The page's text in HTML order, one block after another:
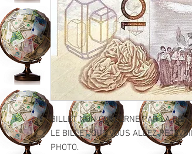
BILLET NON CONCERNE PAR LA
LE BILLET QUE VOUS ALLEZ
PHOTO.